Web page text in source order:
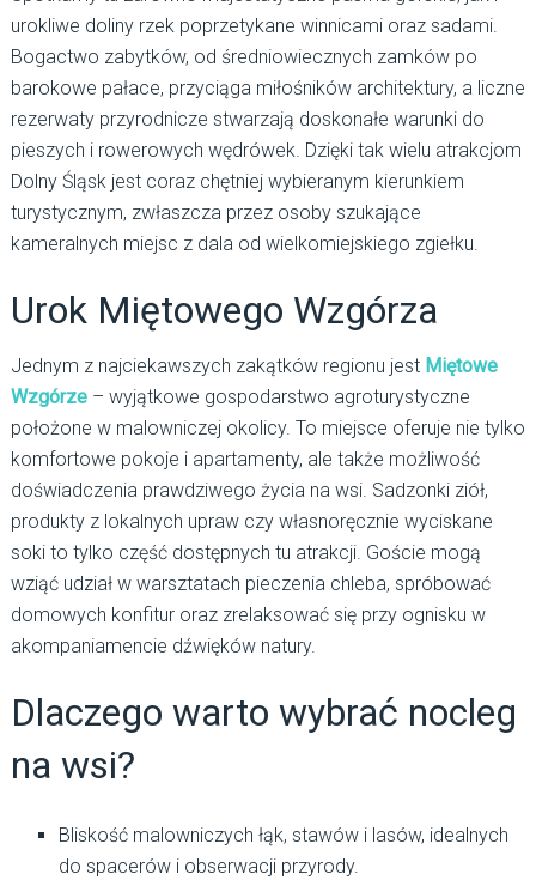
urokliwe doliny rzek poprzetykane winnicami oraz sadami.
Bogactwo zabytków, od średniowiecznych zamków po
barokowe pałace, przyciąga miłośników architektury, a liczne
rezerwaty przyrodnicze stwarzają doskonałe warunki do
pieszych i rowerowych wędrówek. Dzięki tak wielu atrakcjom
Dolny Śląsk jest coraz chętniej wybieranym kierunkiem
turystycznym, zwłaszcza przez osoby szukające
kameralnych miejsc z dala od wielkomiejskiego zgiełku.
Urok Miętowego Wzgórza
Jednym z najciekawszych zakątków regionu jest Miętowe
Wzgórze– wyjątkowe gospodarstwo agroturystyczne
położone w malowniczej okolicy. To miejsce oferuje nie tylko
komfortowe pokoje i apartamenty, ale także możliwość
doświadczenia prawdziwego życia na wsi. Sadzonki ziół,
produkty z lokalnych upraw czy własnoręcznie wyciskane
soki to tylko część dostępnych tu atrakcji. Goście mogą
wziąć udział w warsztatach pieczenia chleba, spróbować
domowych konfitur oraz zrelaksować się przy ognisku w
akompaniamencie dźwięków natury.
Dlaczego warto wybrać nocleg
na wsi?
Bliskość malowniczych łąk, stawów i lasów, idealnych
do spacerów i obserwacji przyrody.